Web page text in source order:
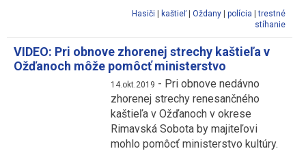
Hasiči kaštieľ Oždany polícia |trestné
stíhanie
VIDEO: Pri obnove zhorenej strechy kaštieľa v
Ožďanoch môže pomôcť ministerstvo
14.okt.2019 - Pri obnove nedávno
zhorenej strechy renesančného
kaštieľa v Ožďanoch v okrese
Rimavská Sobota by majiteľovi
mohlo pomôcť ministerstvo kultúry.